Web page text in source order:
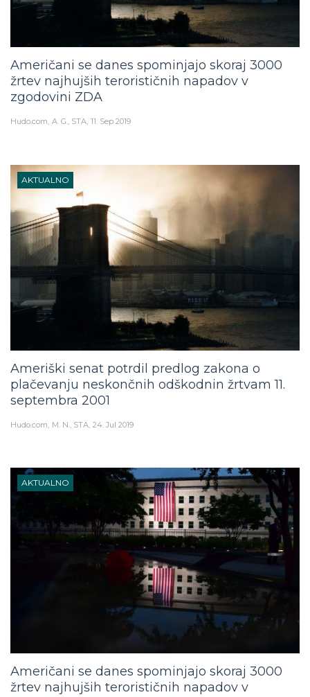
Američani se danes spominjajo skoraj 3000
žrtev najhujših terorističnih napadov v
zgodovini ZDA
Hudo.com A. G., STA 11. Sep 2019
AKTUALNO
Ameriški senat potrdil predlog zakona o
plačevanju neskončnih odškodnin žrtvam 11.
septembra 2001
Hudo.com M. N., STA 24. Jul 2019
AKTUALNO
Američani se danes spominjajo skoraj 3000
žrtev najhujših terorističnih napadov v